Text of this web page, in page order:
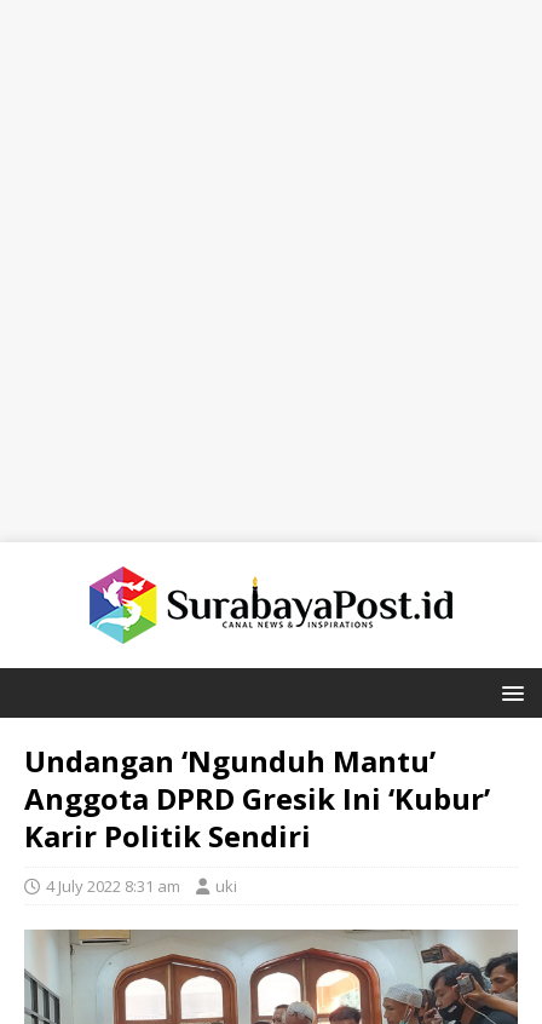
Undangan ‘Ngunduh Mantu’
Anggota DPRD Gresik Ini ‘Kubur’
Karir Politik Sendiri
4 July 2022 8:31 am uki